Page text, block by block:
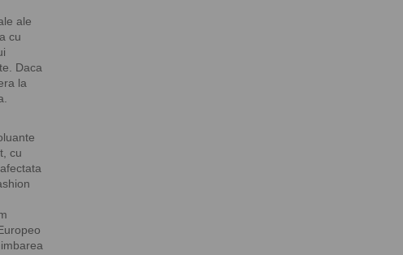
ale
cu
Daca
la
cu